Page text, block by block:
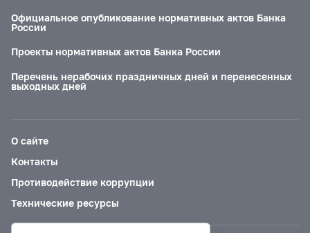
Официальное опубликование нормативных актов Банка
России
Проекты нормативных актов Банка России
Перечень нерабочих праздничных дней и перенесенных
выходных дней
О сайте
Контакты
Противодействие коррупции
Технические ресурсы